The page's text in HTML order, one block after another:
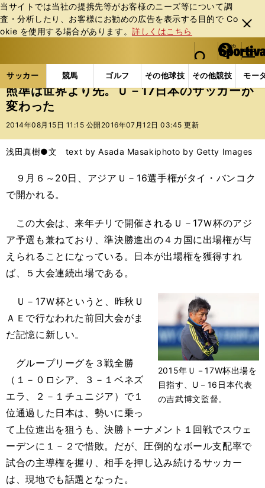
当サイトでは当社の提携先等がお客様のニーズ等について調
査・分析したり、お客様にお勧めの広告を表⽰する⽬的で Co
okie を使⽤する場合があります。詳しくはこちら
閉じ
る
web Sportiva (webスポルティーバ)
検索
マイペ
ー
ジ
メニュ
サッカー 競馬 ゴルフ その他球技 その他競技 モー
ス
ポ
ル
バ
サッカーの記事一覧 サッカー代表 日本代表 照
照準は世界より先。Ｕ－17日本のサッカーが
変わった
2014年08月15日 11:15 公開 2016年07月12日 03:45 更新
浅田真樹●文 text by Asada Masakiphoto by Getty Images
９月６～20日、アジアＵ－16選手権がタイ・バンコク
で開かれる。
この大会は、来年チリで開催されるＵ－17Ｗ杯のアジ
ア予選も兼ねており、準決勝進出の４カ国に出場権が与
えられることになっている。日本が出場権を獲得すれ
ば、５大会連続出場である。
2015年Ｕ－17W杯出場を
目指す、U－16日本代表
の吉武博文監督。
Ｕ－17Ｗ杯というと、昨秋Ｕ
ＡＥで行なわれた前回大会がま
だ記憶に新しい。
グループリーグを３戦全勝
（１－０ロシア、３－１ベネズ
エラ、２－１チュニジア）で１
位通過した日本は、勢いに乗っ
て上位進出を狙うも、決勝トーナメント１回戦でスウェ
ーデンに１－２で惜敗。だが、圧倒的なボール支配率で
試合の主導権を握り、相手を押し込み続けるサッカー
は、現地でも話題となった。